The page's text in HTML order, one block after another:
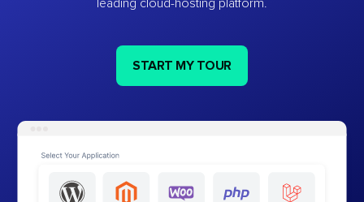
leading cloud-hosting platform.
START MY TOUR